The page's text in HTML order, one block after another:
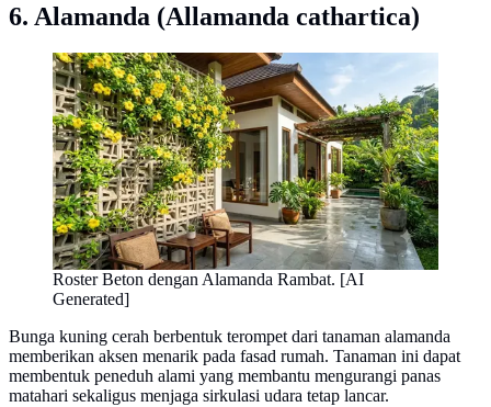
6. Alamanda (Allamanda cathartica)
Roster Beton dengan Alamanda Rambat. [AI
Generated]
Bunga kuning cerah berbentuk terompet dari tanaman alamanda
memberikan aksen menarik pada fasad rumah. Tanaman ini dapat
membentuk peneduh alami yang membantu mengurangi panas
matahari sekaligus menjaga sirkulasi udara tetap lancar.